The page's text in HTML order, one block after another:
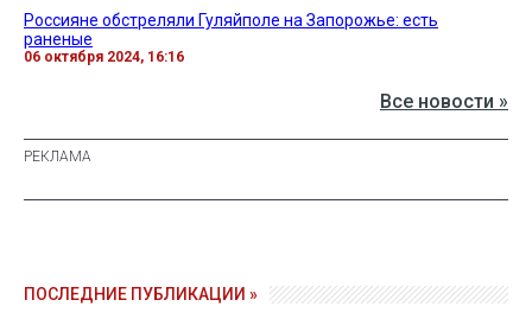
Россияне обстреляли Гуляйполе на Запорожье: есть
раненые
06 октября 2024, 16:16
Все новости »
ПОСЛЕДНИЕ ПУБЛИКАЦИИ »